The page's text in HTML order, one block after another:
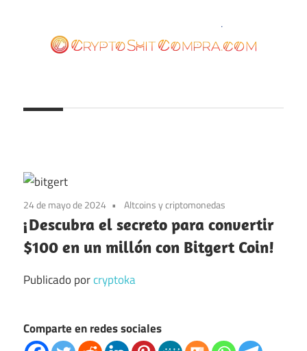
contenido
24 de mayo de 2024 Altcoins y criptomonedas
¡Descubra el secreto para convertir
$100 en un millón con Bitgert Coin!
Publicado porcryptoka
Comparte en redes sociales